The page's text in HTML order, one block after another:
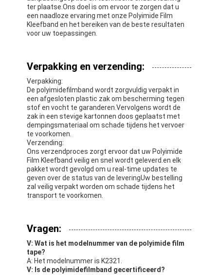
ter plaatse.Ons doel is om ervoor te zorgen dat u
een naadloze ervaring met onze Polyimide Film
Kleefband en het bereiken van de beste resultaten
voor uw toepassingen.
Verpakking en verzending:
Verpakking:
De polyimidefilmband wordt zorgvuldig verpakt in
een afgesloten plastic zak om bescherming tegen
stof en vocht te garanderen.Vervolgens wordt de
zak in een stevige kartonnen doos geplaatst met
dempingsmateriaal om schade tijdens het vervoer
te voorkomen.
Verzending:
Ons verzendproces zorgt ervoor dat uw Polyimide
Film Kleefband veilig en snel wordt geleverd.en elk
pakket wordt gevolgd om u real-time updates te
geven over de status van de leveringUw bestelling
zal veilig verpakt worden om schade tijdens het
transport te voorkomen.
Vragen:
V: Wat is het modelnummer van de polyimide film
tape?
A: Het modelnummer is K2321.
V: Is de polyimidefilmband gecertificeerd?